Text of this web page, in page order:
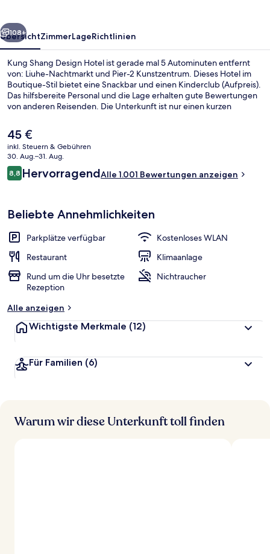
Weiter
108+
ÜbersichtZimmerLageRichtlinien
Kung Shang Design Hotel ist gerade mal 5 Autominuten entfernt
von: Liuhe-Nachtmarkt und Pier-2 Kunstzentrum. Dieses Hotel im
Boutique-Stil bietet eine Snackbar und einen Kinderclub (Aufpreis).
Das hilfsbereite Personal und die Lage erhalten gute Bewertungen
von anderen Reisenden. Die Unterkunft ist nur einen kurzen
Bahn läuft man 4 Minuten (U-Bahn-Station Formosa Boulevard) bzw.
12 Minuten (Station Sinyi Elementary School).
Der
aktuelle
Preis
beträgt
45 €.
45 €
inkl. Steuern & Gebühren
30. Aug.–31. Aug.
Bewertungen
8,88,8 von 10.
HervorragendAlle 1.001 Bewertungen anzeigen
Beliebte Annehmlichkeiten
Parkplätze verfügbar
Kostenloses WLAN
Restaurant
Klimaanlage
Rund um die Uhr besetzte
Rezeption
Nichtraucher
Alle anzeigen
Wichtigste Merkmale (12)
Für Familien (6)
Warum wir diese Unterkunft toll finden